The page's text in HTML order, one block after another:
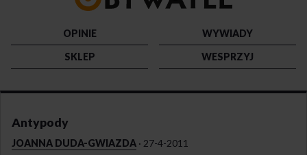
strony
OPINIE
WYWIADY
SKLEP
WESPRZYJ
Antypody
JOANNA DUDA-GWIAZDA · 27-4-2011